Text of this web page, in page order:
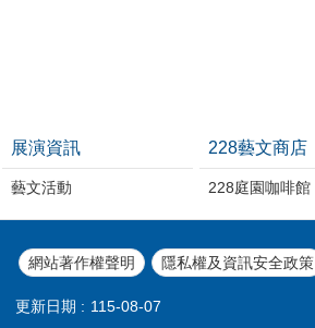
展演資訊
藝文活動
228藝文商店
228庭園咖啡館
網站著作權聲明 隱私權及資訊安全政策
更新日期 115-08-07